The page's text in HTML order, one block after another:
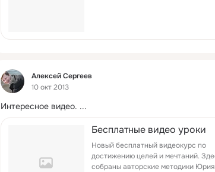
Фид
Алексей Сергеев
10 окт 2013
Интересное видео. ...
Бесплатные видео уроки
Новый бесплатный видеокурс по
достижению целей и мечтаний.
собраны авторские методики Юрия